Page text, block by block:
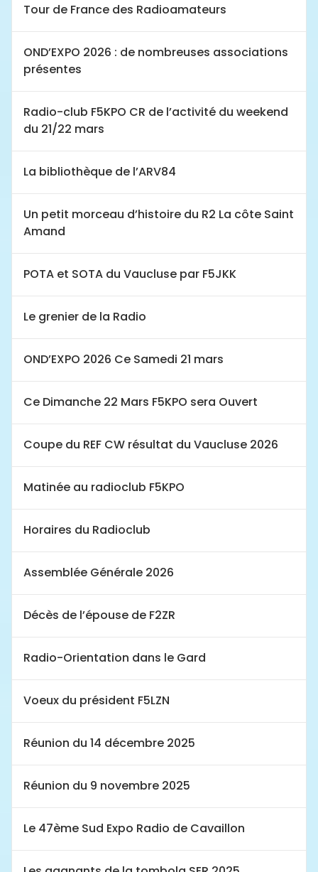
Tour de France des Radioamateurs
OND’EXPO 2026 : de nombreuses associations
présentes
Radio-club F5KPO CR de l’activité du weekend
du 21/22 mars
La bibliothèque de l’ARV84
Un petit morceau d’histoire du R2 La côte Saint
Amand
POTA et SOTA du Vaucluse par F5JKK
Le grenier de la Radio
OND’EXPO 2026 Ce Samedi 21 mars
Ce Dimanche 22 Mars F5KPO sera Ouvert
Coupe du REF CW résultat du Vaucluse 2026
Matinée au radioclub F5KPO
Horaires du Radioclub
Assemblée Générale 2026
Décès de l’épouse de F2ZR
Radio-Orientation dans le Gard
Voeux du président F5LZN
Réunion du 14 décembre 2025
Réunion du 9 novembre 2025
Le 47ème Sud Expo Radio de Cavaillon